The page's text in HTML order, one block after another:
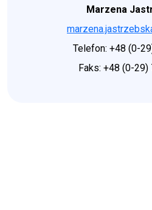
Marzena
Telefon: +48 (0-
Faks: +48 (0-29)